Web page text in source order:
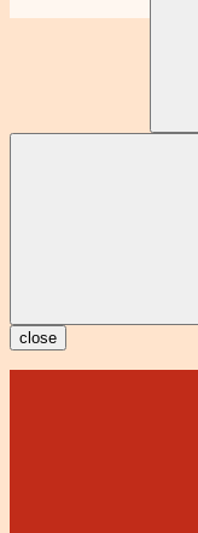
close